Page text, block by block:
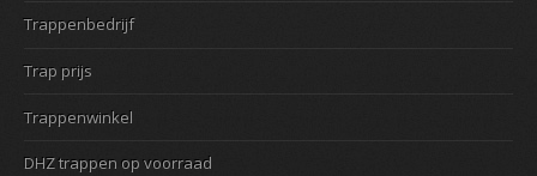
Trappenbedrijf
Trap prijs
Trappenwinkel
DHZ trappen op voorraad